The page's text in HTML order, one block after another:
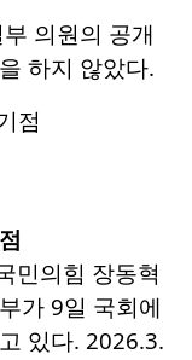
의원의 공개
하지 않았다.
민의힘 장동혁
가 9일 국회에
있다. 2026.3.